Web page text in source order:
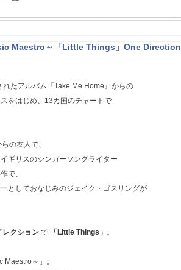
Maestro～「Little Things」One Direction
たアルバム『Take Me Home』からの
をはじめ、13カ国のチャートで
の友人で、
ギリスのシンガーソングライター
で、
としておなじみのジェイク・ゴスリングが
レクション で 「Little Things」 。
～」。